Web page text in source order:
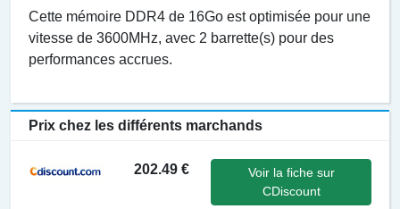
Cette mémoire DDR4 de 16Go est optimisée pour une
vitesse de 3600MHz, avec 2 barrette(s) pour des
performances accrues.
Prix chez les différents marchands
202.49 €
Voir la fiche sur
CDiscount